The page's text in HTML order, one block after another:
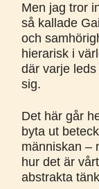
Men jag tror
så kallade
och
hierarisk i
där varje
sig.
Det här går
byta ut
människan –
hur det är
abstrakta